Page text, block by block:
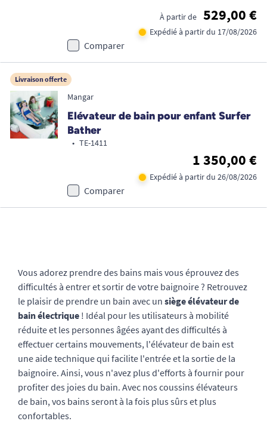
À partir de 529,00 €
Expédié à partir du 17/08/2026
Comparer
Livraison offerte
Mangar
Elévateur de bain pour enfant Surfer
Bather
• TE-1411
1 350,00 €
Expédié à partir du 26/08/2026
Comparer
Vous adorez prendre des bains mais vous éprouvez des
difficultés à entrer et sortir de votre baignoire ? Retrouvez
le plaisir de prendre un bain avec un siège élévateur de
bainélectrique ! Idéal pour les utilisateurs à mobilité
réduite et les personnes âgées ayant des difficultés à
effectuer certains mouvements, l'élévateur de bain est
une aide technique qui facilite l'entrée et la sortie de la
baignoire. Ainsi, vous n'avez plus d'efforts à fournir pour
profiter des joies du bain. Avec nos coussins élévateurs
de bain, vos bains seront à la fois plus sûrs et plus
confortables.